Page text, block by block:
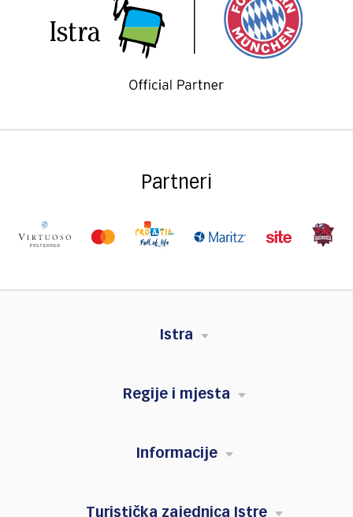
Partneri
Istra
Regije i mjesta
Informacije
Turistička zajednica Istre